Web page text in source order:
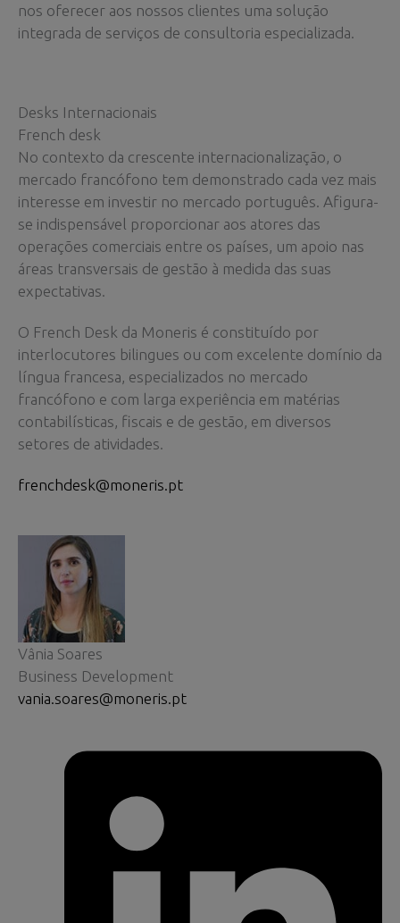
nos oferecer aos nossos clientes uma solução
integrada de serviços de consultoria especializada.
Desks Internacionais
French desk
No contexto da crescente internacionalização, o
mercado francófono tem demonstrado cada vez mais
interesse em investir no mercado português. Afigura-
se indispensável proporcionar aos atores das
operações comerciais entre os países, um apoio nas
áreas transversais de gestão à medida das suas
expectativas.
O French Desk da Moneris é constituído por
interlocutores bilingues ou com excelente domínio da
língua francesa, especializados no mercado
francófono e com larga experiência em matérias
contabilísticas, fiscais e de gestão, em diversos
setores de atividades.
frenchdesk@moneris.pt
Vânia Soares
Business Development
vania.soares@moneris.pt